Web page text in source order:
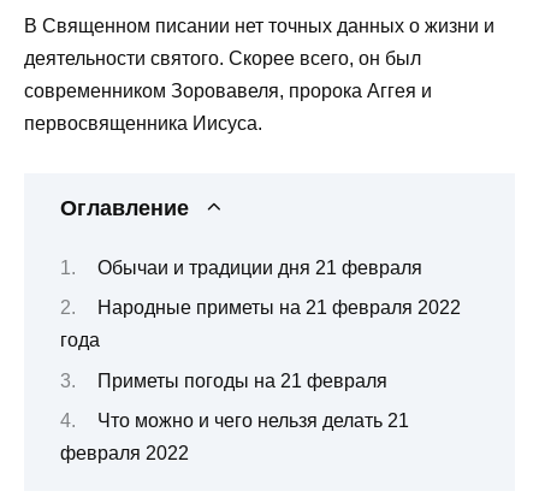
В Священном писании нет точных данных о жизни и
деятельности святого. Скорее всего, он был
современником Зоровавеля, пророка Аггея и
первосвященника Иисуса.
Оглавление
Обычаи и традиции дня 21 февраля
Народные приметы на 21 февраля 2022
года
Приметы погоды на 21 февраля
Что можно и чего нельзя делать 21
февраля 2022